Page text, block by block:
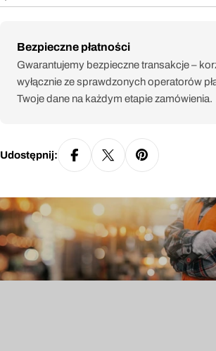
Bezpieczne płatności
Metody
płatności
Gwarantujemy bezpieczne transakcje –
wyłącznie ze sprawdzonych operatorów
Twoje dane na każdym etapie zamówienia.
Udostępnij: